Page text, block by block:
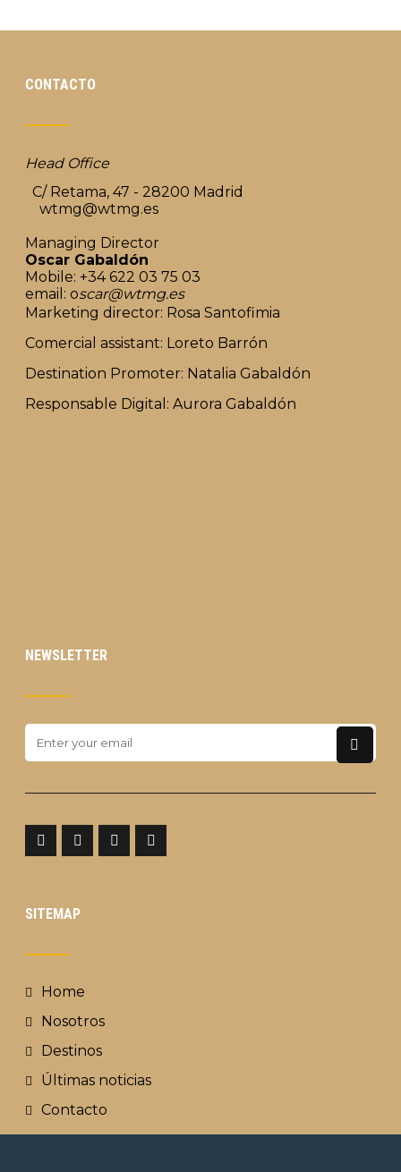
CONTACTO
Head Office
C/ Retama, 47 - 28200 Madrid
wtmg@wtmg.es
Managing Director
Oscar Gabaldón
Mobile: +34 622 03 75 03
email: oscar@wtmg.es
Marketing director: Rosa Santofimia
Comercial assistant: Loreto Barrón
Destination Promoter: Natalia Gabaldón
Responsable Digital: Aurora Gabaldón
NEWSLETTER
SITEMAP
Home
Nosotros
Destinos
Últimas noticias
Contacto